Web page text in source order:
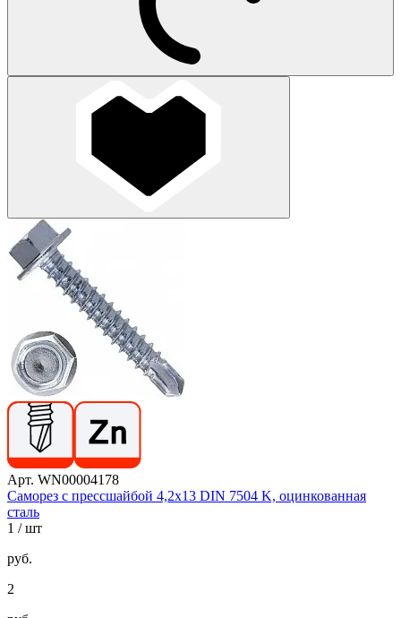
Арт. WN00004178
Саморез с прессшайбой 4,2х13 DIN 7504 K, оцинкованная
сталь
1 / шт
руб.
2